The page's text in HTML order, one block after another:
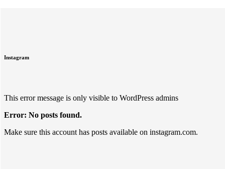
Instagram
This error message is only visible to WordPress admins
Error: No posts found.
Make sure this account has posts available on instagram.com.